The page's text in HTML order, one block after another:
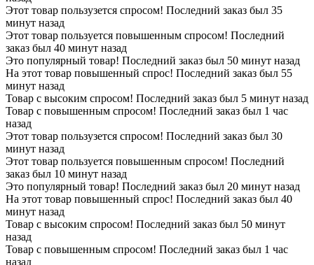
Этот товар пользузется спросом! Последний заказ был 35
минут назад
Этот товар пользуется повышенным спросом! Последний
заказ был 40 минут назад
Это популярный товар! Последний заказ был 50 минут назад
На этот товар повышенный спрос! Последний заказ был 55
минут назад
Товар с высоким спросом! Последний заказ был 5 минут назад
Товар с повышенным спросом! Последний заказ был 1 час
назад
Этот товар пользузется спросом! Последний заказ был 30
минут назад
Этот товар пользуется повышенным спросом! Последний
заказ был 10 минут назад
Это популярный товар! Последний заказ был 20 минут назад
На этот товар повышенный спрос! Последний заказ был 40
минут назад
Товар с высоким спросом! Последний заказ был 50 минут
назад
Товар с повышенным спросом! Последний заказ был 1 час
назад